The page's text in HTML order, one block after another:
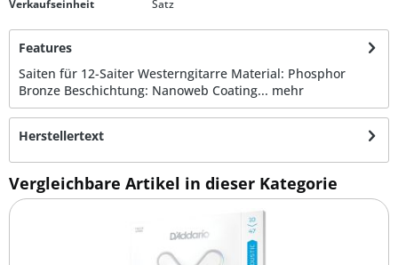
Verkaufseinheit Satz
Features
Saiten für 12-Saiter Westerngitarre Material: Phosphor
Bronze Beschichtung: Nanoweb Coating... mehr
Herstellertext
Vergleichbare Artikel in dieser Kategorie